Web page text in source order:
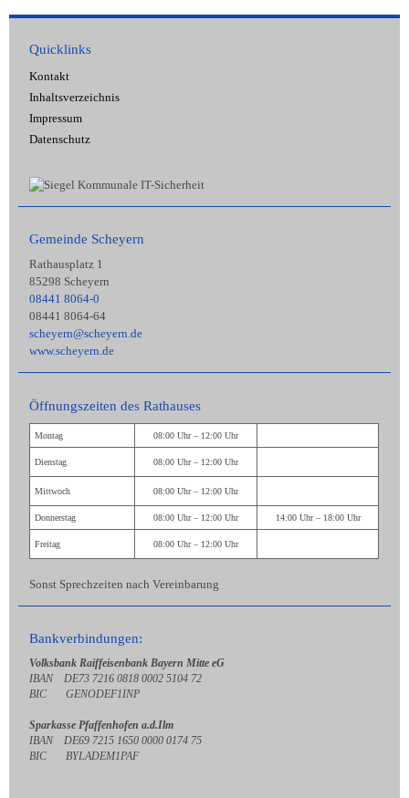
Quicklinks
Kontakt
Inhaltsverzeichnis
Impressum
Datenschutz
Gemeinde Scheyern
Rathausplatz 1
85298 Scheyern
08441 8064-0
08441 8064-64
scheyern@scheyern.de
www.scheyern.de
Öffnungszeiten des Rathauses
Montag 08:00 Uhr – 12:00 Uhr
Dienstag 08:00 Uhr – 12:00 Uhr
Mittwoch 08:00 Uhr – 12:00 Uhr
Donnerstag 08:00 Uhr – 12:00 Uhr 14:00 Uhr – 18:00 Uhr
Freitag 08:00 Uhr – 12:00 Uhr
Sonst Sprechzeiten nach Vereinbarung
Bankverbindungen:
Volksbank Raiffeisenbank Bayern Mitte eG
IBAN DE73 7216 0818 0002 5104 72
BIC GENODEF1INP
Sparkasse Pfaffenhofen a.d.Ilm
IBAN DE69 7215 1650 0000 0174 75
BIC BYLADEM1PAF